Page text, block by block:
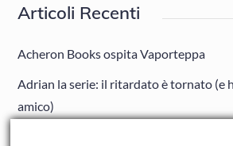
Articoli Recenti
Acheron Books ospita Vaporteppa
Adrian la serie: il ritardato è tornato (e
amico)